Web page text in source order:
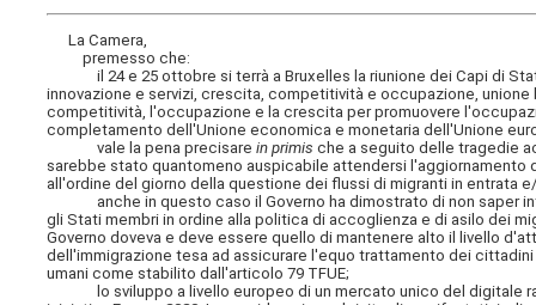
La Camera,
premesso che:
il 24 e 25 ottobre si terrà a Bruxelles la riunione dei Capi di
innovazione e servizi, crescita, competitività e occupazione,
competitività, l'occupazione e la crescita per promuovere
completamento dell'Unione economica e monetaria dell'Unione
vale la pena precisarein primis che a seguito delle tragedie
sarebbe stato quantomeno auspicabile attendersi
all'ordine del giorno della questione dei flussi di migranti in entrata
anche in questo caso il Governo ha dimostrato di non saper
gli Stati membri in ordine alla politica di accoglienza e di asilo dei
Governo doveva e deve essere quello di mantenere alto il livello
dell'immigrazione tesa ad assicurare l'equo trattamento dei
umani come stabilito dall'articolo 79 TFUE;
lo sviluppo a livello europeo di un mercato unico del digitale